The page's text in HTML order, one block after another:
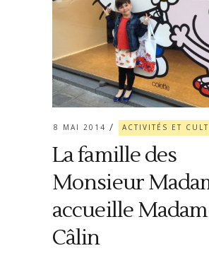
8 MAI 2014 ACTIVITÉS ET
La famille des
Monsieur
accueille
Câlin